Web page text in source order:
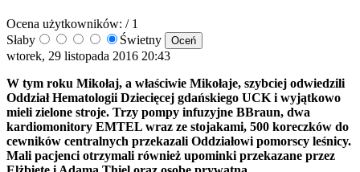
Ocena użytkowników: / 1
Słaby
Świetny
wtorek, 29 listopada 2016 20:43
W tym roku Mikołaj, a właściwie Mikołaje, szybciej odwiedzili
Oddział Hematologii Dziecięcej gdańskiego UCK i wyjątkowo
mieli zielone stroje. Trzy pompy infuzyjne BBraun, dwa
kardiomonitory EMTEL wraz ze stojakami, 500 koreczków do
cewników centralnych przekazali Oddziałowi pomorscy leśnicy.
Mali pacjenci otrzymali również upominki przekazane przez